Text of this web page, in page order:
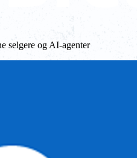
selgere og AI-agenter